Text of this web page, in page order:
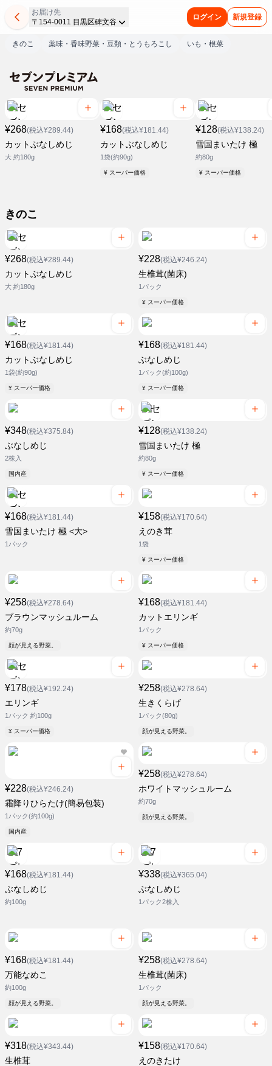
お届け先
〒154-0011 目黒区碑文谷
ログイン 新規登録
きのこ 薬味・香味野菜・豆類・とうもろこし いも・根菜
¥268(税込¥289.44)
カットぶなしめじ
大 約180g
¥168(税込¥181.44)
カットぶなしめじ
1袋(約90g)
¥ スーパー価格
¥128(税込¥138.24)
雪国まいたけ 極
約80g
¥ スーパー価格
きのこ
¥268(税込¥289.44)
カットぶなしめじ
大 約180g
¥228(税込¥246.24)
生椎茸(菌床)
1パック
¥ スーパー価格
¥168(税込¥181.44)
カットぶなしめじ
1袋(約90g)
¥ スーパー価格
¥168(税込¥181.44)
ぶなしめじ
1パック(約100g)
¥ スーパー価格
¥348(税込¥375.84)
ぶなしめじ
2株入
国内産
¥128(税込¥138.24)
雪国まいたけ 極
約80g
¥ スーパー価格
¥168(税込¥181.44)
雪国まいたけ 極 <大>
1パック
¥158(税込¥170.64)
えのき茸
1袋
¥ スーパー価格
¥258(税込¥278.64)
ブラウンマッシュルーム
約70g
顔が見える野菜。
¥168(税込¥181.44)
カットエリンギ
1パック
¥ スーパー価格
¥178(税込¥192.24)
エリンギ
1パック 約100g
¥ スーパー価格
¥258(税込¥278.64)
生きくらげ
1パック(80g)
顔が見える野菜。
¥228(税込¥246.24)
霜降りひらたけ(簡易包装)
1パック(約100g)
国内産
¥258(税込¥278.64)
ホワイトマッシュルーム
約70g
顔が見える野菜。
¥168(税込¥181.44)
ぶなしめじ
約100g
¥338(税込¥365.04)
ぶなしめじ
1パック2株入
¥168(税込¥181.44)
万能なめこ
約100g
顔が見える野菜。
¥258(税込¥278.64)
生椎茸(菌床)
1パック
顔が見える野菜。
¥318(税込¥343.44)
生椎茸
¥158(税込¥170.64)
えのきたけ